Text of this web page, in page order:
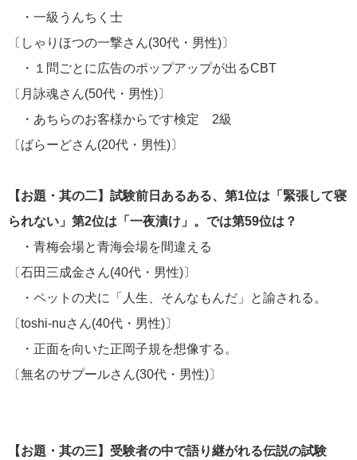
・一級うんちく士
〔しゃりほつの一撃さん(30代・男性)〕
・１問ごとに広告のポップアップが出るCBT
〔月詠魂さん(50代・男性)〕
・あちらのお客様からです検定 2級
〔ばらーどさん(20代・男性)〕
【お題・其の二】試験前日あるある、第1位は「緊張して寝
られない」第2位は「一夜漬け」。では第59位は？
・青梅会場と青海会場を間違える
〔石田三成金さん(40代・男性)〕
・ペットの犬に「人生、そんなもんだ」と諭される。
〔toshi-nuさん(40代・男性)〕
・正面を向いた正岡子規を想像する。
〔無名のサプールさん(30代・男性)〕
【お題・其の三】受験者の中で語り継がれる伝説の試験